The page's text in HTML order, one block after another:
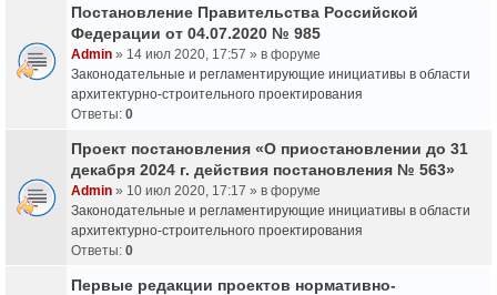
Постановление Правительства Российской
Федерации от 04.07.2020 № 985
Admin » 14 июл 2020, 17:57 » в форуме
Законодательные и регламентирующие инициативы в области
архитектурно-строительного проектирования
Ответы: 0
Проект постановления «О приостановлении до 31
декабря 2024 г. действия постановления № 563»
Admin » 10 июл 2020, 17:17 » в форуме
Законодательные и регламентирующие инициативы в области
архитектурно-строительного проектирования
Ответы: 0
Первые редакции проектов нормативно-